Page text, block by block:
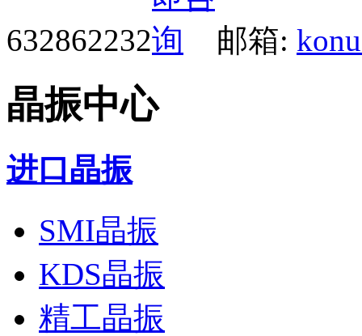
632862232 邮箱:
晶振中心
进口晶振
SMI晶振
KDS晶振
精工晶振